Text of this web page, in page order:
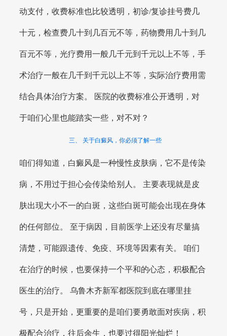
动支付，收费标准也比较透明，初诊/复诊挂号费几
十元，检查费几十到几百元不等，药物费用几十到几
百元不等，光疗费用一般几千元到千元以上不等，手
术治疗一般在几千到千元以上不等，实际治疗费用需
结合具体治疗方案。 医院的收费标准公开透明，对
于咱们心里也能踏实一些，对不对？
三、 关于白癜风，你必须了解一些
咱们得知道，白癜风是一种慢性皮肤病，它不是传染
病，不用过于担心会传染给别人。 主要表现就是皮
肤出现大小不一的白斑，这些白斑可能会出现在身体
的任何部位。 至于病因，目前医学上还没有尽量搞
清楚，可能跟遗传、免疫、环境等因素有关。 咱们
在治疗的时候，也要保持一个平和的心态，积极配合
医生的治疗。 乌鲁木齐新军都医院到底在哪里挂
号，只是开始，更重要的是咱们要勇敢面对疾病，积
极配合治疗，往后余生，也要过得阳光灿烂！